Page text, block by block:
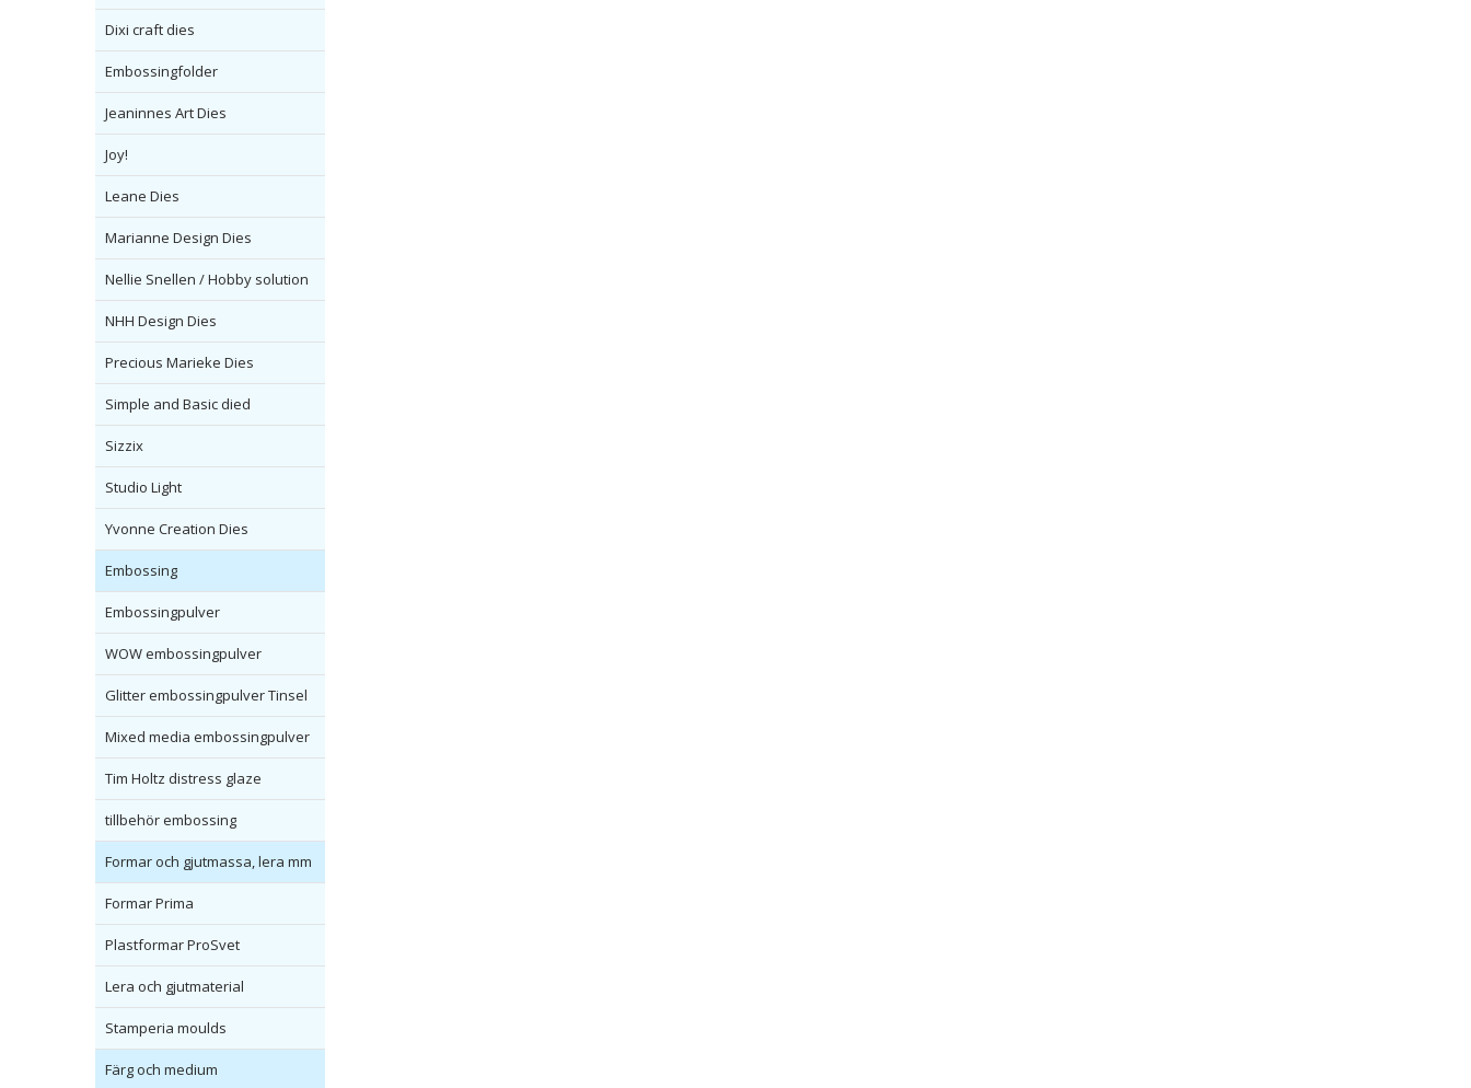
Dixi craft dies
Embossingfolder
Jeaninnes Art Dies
Joy!
Leane Dies
Marianne Design Dies
Nellie Snellen / Hobby solution
NHH Design Dies
Precious Marieke Dies
Simple and Basic died
Sizzix
Studio Light
Yvonne Creation Dies
Embossing
Embossingpulver
WOW embossingpulver
Glitter embossingpulver Tinsel
Mixed media embossingpulver
Tim Holtz distress glaze
tillbehör embossing
Formar och gjutmassa, lera mm
Formar Prima
Plastformar ProSvet
Lera och gjutmaterial
Stamperia moulds
Färg och medium